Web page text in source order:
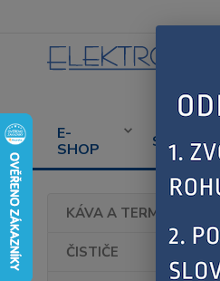
E-
SHOP
SERVIS
KÁVA A TERMOHRNKY
ČISTIČE